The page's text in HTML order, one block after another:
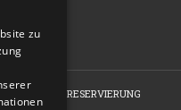
RESERVIERUNG
GERMAN
zu